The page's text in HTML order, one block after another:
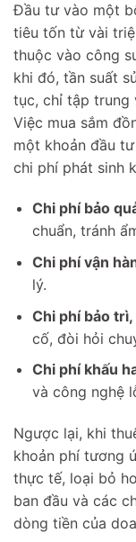
Đầu tư vào một
tiêu tốn từ vài
thuộc vào công
khi đó, tần suất
tục, chỉ tập trung
Việc mua sắm
một khoản đầu
chi phí phát sinh
Chi phí bảo
chuẩn, tránh
Chi phí vận
lý.
Chi phí bảo
cố, đòi hỏi
Chi phí khấu
và công nghệ
Ngược lại, khi
khoản phí tương
thực tế, loại bỏ
ban đầu và các
dòng tiền của